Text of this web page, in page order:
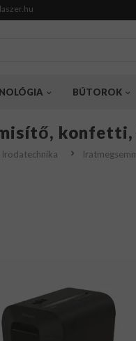
BÚTOROK
konfetti,
Irodatechnika